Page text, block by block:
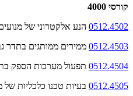
קורסי 4000
0512.4502 הנע אלקטרוני של
0512.4503 ממירים ממותגים בתדר
0512.4504 תפעול מערכות הספק
0512.4505 בעיות טכנו כלכליות